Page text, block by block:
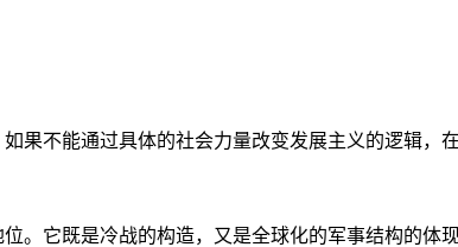
果不能通过具体的社会力量改变发展主义的逻辑，
。它既是冷战的构造，又是全球化的军事结构的体